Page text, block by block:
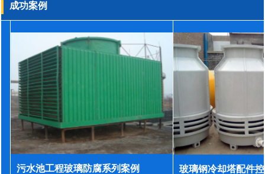
成功案例
污水池工程玻璃防腐系列案例